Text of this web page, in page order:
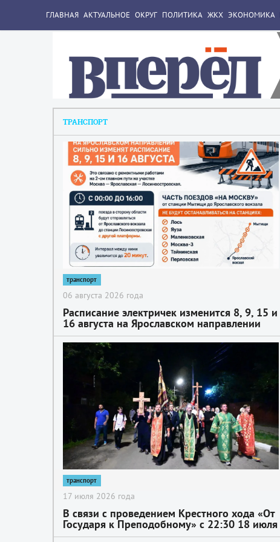
ГЛАВНАЯ АКТУАЛЬНОЕ ОКРУГ ПОЛИТИКА ЖКХ ЭКОНОМИКА
ТРАНСПОРТ
транспорт
06 августа 2026 года
Расписание электричек изменится 8, 9, 15 и
16 августа на Ярославском направлении
транспорт
17 июля 2026 года
В связи с проведением Крестного хода «От
Государя к Преподобному» с 22:30 18 июля
до окончания шествия 19 июля будет